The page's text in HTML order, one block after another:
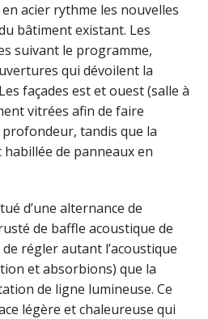
acier rythme les nouvelles
bâtiment existant. Les
suivant le programme,
qui dévoilent la
façades est et ouest (salle à
vitrées afin de faire
tandis que la
habillée de panneaux en
d’une alternance de
de baffle acoustique de
régler autant l’acoustique
et absorbions) que la
de ligne lumineuse. Ce
légère et chaleureuse qui